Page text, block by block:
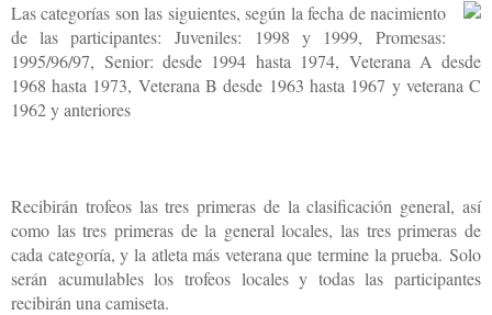
Las categorías son las siguientes, según la fecha de nacimiento
de las participantes:
Juveniles: 1998 y 1999,
Promesas:
1995/96/97, Senior: desde 1994 hasta 1974, Veterana A desde
1968 hasta 1973, Veterana B desde 1963 hasta 1967 y veterana C
1962 y anteriores
Recibirán trofeos las tres primeras de la clasificación general, así
como las tres primeras de la general locales, las tres primeras de
cada categoría, y la atleta más veterana que termine la prueba. Solo
serán acumulables los trofeos locales y todas las participantes
recibirán una camiseta.